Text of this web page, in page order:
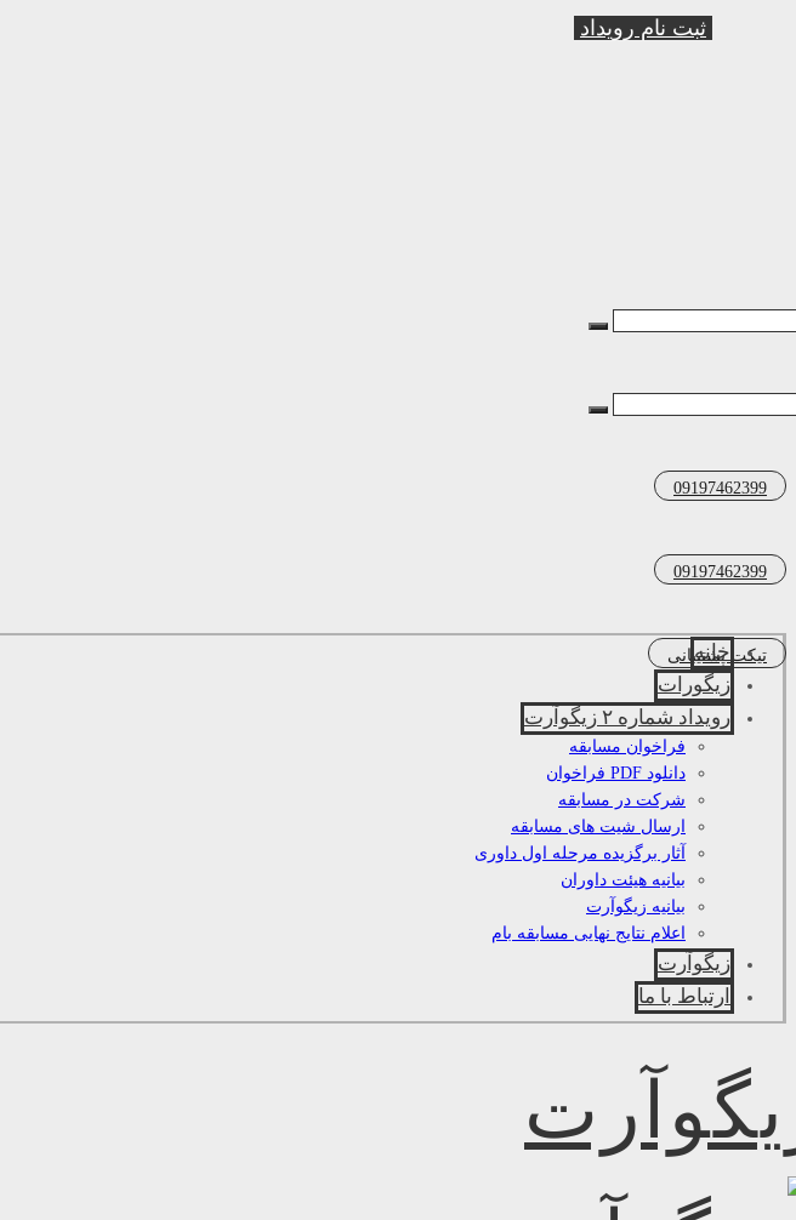
ثبت نام رویداد
09197462399
09197462399
تیکت پشتیبانی
خانه
زیگورات
رویداد شماره ۲ زیگوآرت
فراخوان مسابقه
دانلود PDF فراخوان
شرکت در مسابقه
ارسال شیت های مسابقه
آثار برگزیده مرحله اول داوری
بیانیه هیئت داوران
بیانیه زیگوآرت
اعلام نتایج نهایی مسابقه بام
زیگوآرت
ارتباط با ما